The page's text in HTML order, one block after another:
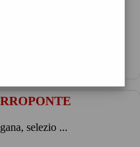
selezio ...